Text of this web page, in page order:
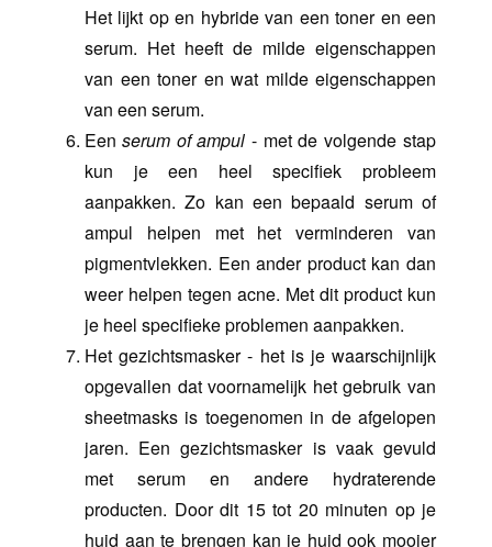
Het lijkt op en hybride van een toner en een
serum. Het heeft de milde eigenschappen
van een toner en wat milde eigenschappen
van een serum.
Een serum of ampul - met de volgende stap
kun je een heel specifiek probleem
aanpakken. Zo kan een bepaald serum of
ampul helpen met het verminderen van
pigmentvlekken. Een ander product kan dan
weer helpen tegen acne. Met dit product kun
je heel specifieke problemen aanpakken.
Het gezichtsmasker - het is je waarschijnlijk
opgevallen dat voornamelijk het gebruik van
sheetmasks is toegenomen in de afgelopen
jaren. Een gezichtsmasker is vaak gevuld
met serum en andere hydraterende
producten. Door dit 15 tot 20 minuten op je
huid aan te brengen kan je huid ook mooier